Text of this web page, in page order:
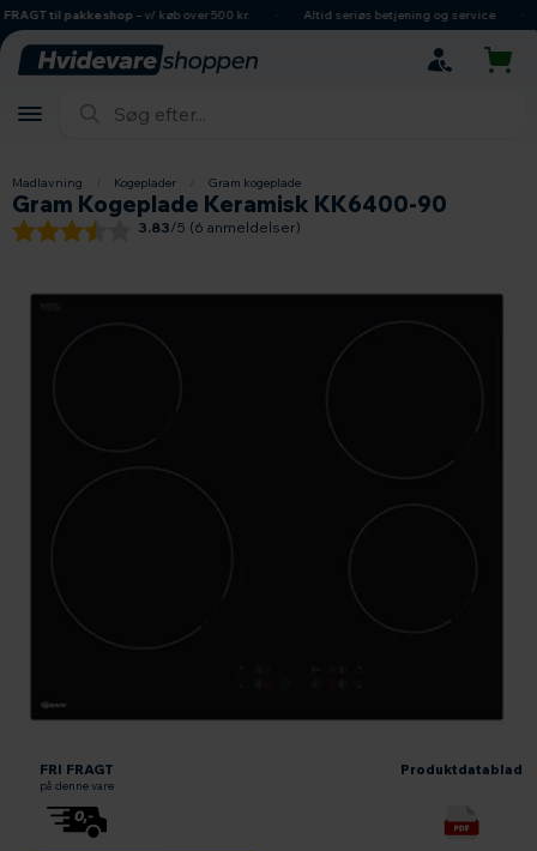
hovedindhold
søgning
navigation
indkøbskurv
til pakkeshop– v/ køb over 500 kr. Altid seriøs betjening og service
Madlavning Kogeplader Gram kogeplade
Gram Kogeplade Keramisk KK6400-90
3.83/5 (6 anmeldelser)
Læs om fri fragt
FRI FRAGT
på denne vare
Produktdatablad
Produktdatablad